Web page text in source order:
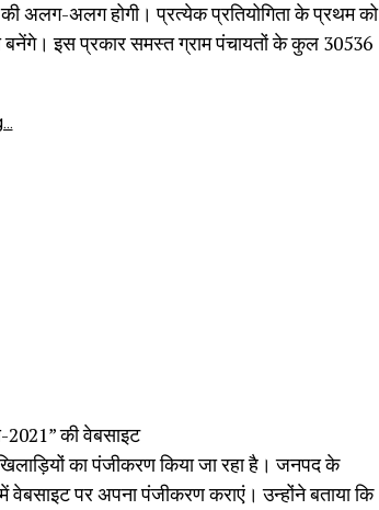
की अलग-अलग होगी। प्रत्येक प्रतियोगिता के प्रथम को
बनेंगे। इस प्रकार समस्त ग्राम पंचायतों के कुल 30536
2021” की वेबसाइट
का पंजीकरण किया जा रहा है। जनपद के
पर अपना पंजीकरण कराएं। उन्होंने बताया कि